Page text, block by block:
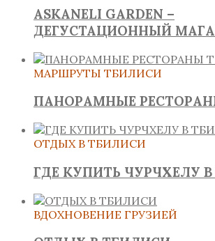
ASKANELI GARDEN –
ДЕГУСТАЦИОННЫЙ
МАРШРУТЫ ТБИЛИСИ
ПАНОРАМНЫЕ
ОТДЫХ В ТБИЛИСИ
ГДЕ КУПИТЬ ЧУРЧХЕЛУ
ВДОХНОВЕНИЕ ГРУЗИЕЙ